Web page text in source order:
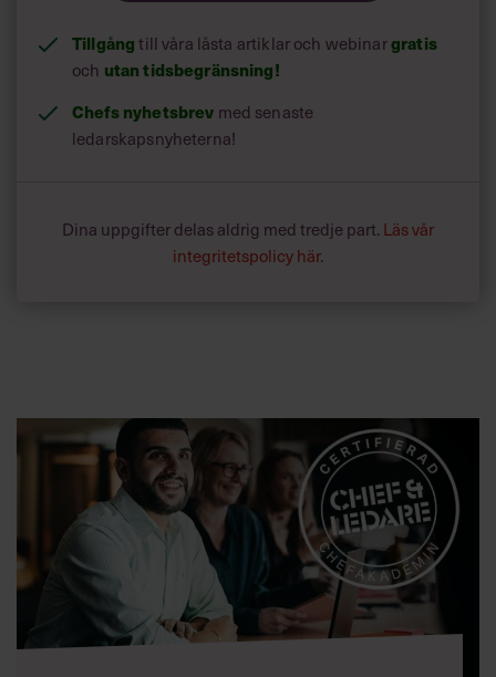
Tillgång till våra låsta artiklar och webinargratis
och utan tidsbegränsning!
Chefs nyhetsbrev med senaste
ledarskapsnyheterna!
Dina uppgifter delas aldrig med tredje part. Läs vår
integritetspolicy här.